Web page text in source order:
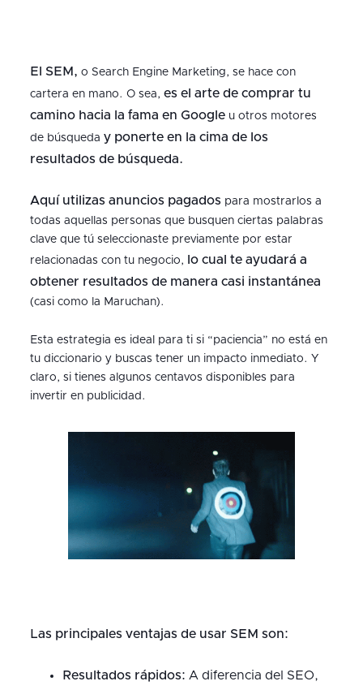
El SEM, o Search Engine Marketing, se hace con
cartera en mano. O sea, es el arte de comprar tu
camino hacia la fama en Googleu otros motores
de búsqueda y ponerte en la cima de los
resultados de búsqueda.
Aquí utilizas anuncios pagados para mostrarlos a
todas aquellas personas que busquen ciertas palabras
clave que tú seleccionaste previamente por estar
relacionadas con tu negocio,
lo cual te ayudará a
obtener resultados de manera casi instantánea
(casi como la Maruchan).
Esta estrategia es ideal para ti si “paciencia” no está en
tu diccionario y buscas tener un impacto inmediato. Y
claro, si tienes algunos centavos disponibles para
invertir en publicidad.
Las principales ventajas de usar SEM son:
Resultados rápidos: A diferencia del SEO,